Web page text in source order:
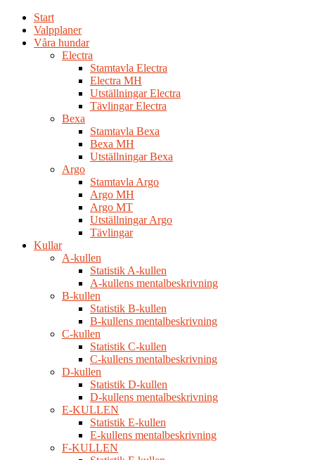
Start
Valpplaner
Våra hundar
Electra
Stamtavla Electra
Electra MH
Utställningar Electra
Tävlingar Electra
Bexa
Stamtavla Bexa
Bexa MH
Utställningar Bexa
Argo
Stamtavla Argo
Argo MH
Argo MT
Utställningar Argo
Tävlingar
Kullar
A-kullen
Statistik A-kullen
A-kullens mentalbeskrivning
B-kullen
Statistik B-kullen
B-kullens mentalbeskrivning
C-kullen
Statistik C-kullen
C-kullens mentalbeskrivning
D-kullen
Statistik D-kullen
D-kullens mentalbeskrivning
E-KULLEN
Statistik E-kullen
E-kullens mentalbeskrivning
F-KULLEN